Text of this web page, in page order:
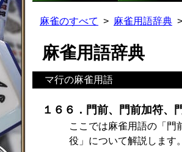
麻雀のすべて 麻雀用語辞典
麻雀用語辞典
マ行の麻雀用語
１６６．門前、門前加符、
ここでは麻雀用語の「門
役」について解説します。